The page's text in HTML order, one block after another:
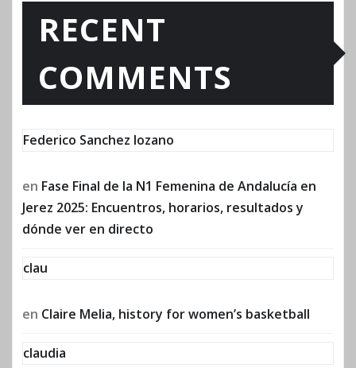
RECENT
COMMENTS
Federico Sanchez lozano
en Fase Final de la N1 Femenina de Andalucía en
Jerez 2025: Encuentros, horarios, resultados y
dónde ver en directo
clau
en Claire Melia, history for women’s basketball
claudia